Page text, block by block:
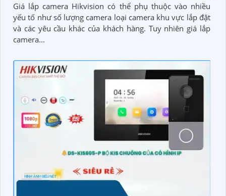
Giá lắp camera Hikvision có thể phụ thuộc vào nhiều
yếu tố như số lượng camera loại camera khu vực lắp đặt
và các yêu cầu khác của khách hàng. Tuy nhiên giá lắp
camera...